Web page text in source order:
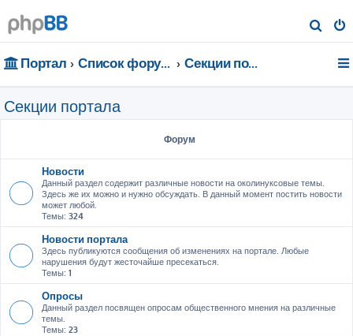
о
Портал Список форумов Секции портала
Секции портала
Форум
Новости
Данный раздел содержит различные новости на околинуксовые темы.
Здесь же их можно и нужно обсуждать. В данный момент постить новости
может любой.
Темы: 324
Новости портала
Здесь публикуются сообщения об изменениях на портале. Любые
нарушения будут жесточайше пресекаться.
Темы: 1
Опросы
Данный раздел посвящен опросам общественного мнения на различные
темы.
Темы: 23